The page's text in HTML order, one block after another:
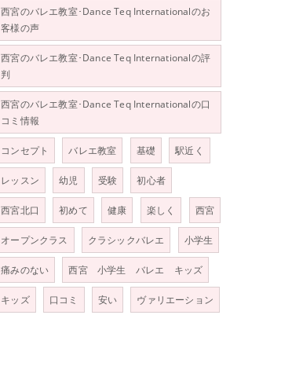
西宮のバレエ教室･Dance Teq Internationalのお
客様の声
西宮のバレエ教室･Dance Teq Internationalの評
判
西宮のバレエ教室･Dance Teq Internationalの口
コミ情報
コンセプト バレエ教室 基礎 駅近く
レッスン 幼児 受験 初心者
西宮北口 初めて 健康 楽しく 西宮
オープンクラス クラシックバレエ 小学生
痛みのない 西宮 小学生 バレエ キッズ
キッズ 口コミ 安い ヴァリエーション